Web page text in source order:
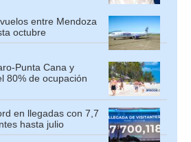
entre Mendoza
octubre
Punta Cana y
80% de ocupación
en llegadas con 7,7
hasta julio